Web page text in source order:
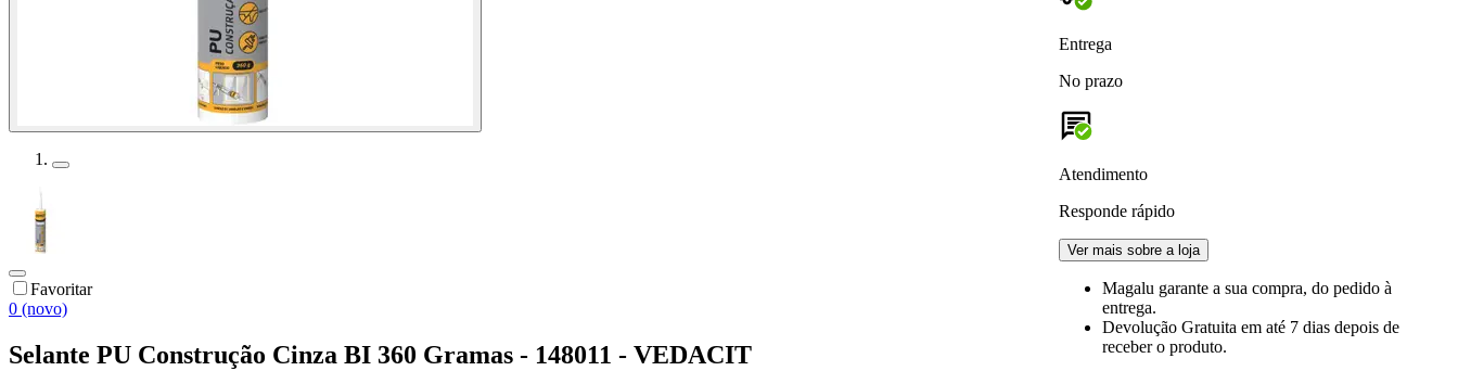
Favoritar
0 (novo)
Selante PU Construção Cinza BI 360 Gramas - 148011 - VEDACIT
Entrega
No prazo
Atendimento
Responde rápido
Ver mais sobre a loja
Magalu garante a sua compra, do pedido à
entrega.
Devolução Gratuita em até 7 dias depois de
receber o produto.